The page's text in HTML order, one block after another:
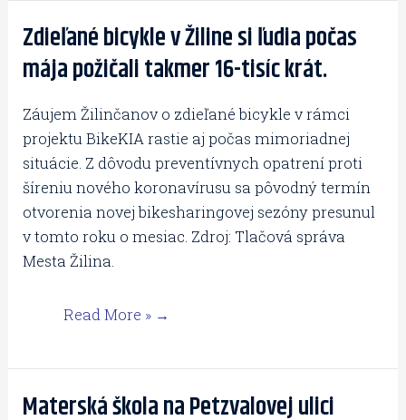
Zdieľané bicykle v Žiline si ľudia počas
mája požičali takmer 16-tisíc krát.
Záujem Žilinčanov o zdieľané bicykle v rámci
projektu BikeKIA rastie aj počas mimoriadnej
situácie. Z dôvodu preventívnych opatrení proti
šíreniu nového koronavírusu sa pôvodný termín
otvorenia novej bikesharingovej sezóny presunul
v tomto roku o mesiac. Zdroj: Tlačová správa
Mesta Žilina.
Zdieľané
bicykle
v
Žiline
si
ľudia
počas
mája
požičali
takmer
Read More »
Materská škola na Petzvalovej ulici
Materská